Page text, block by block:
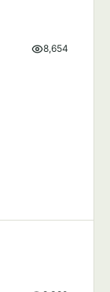
8,654